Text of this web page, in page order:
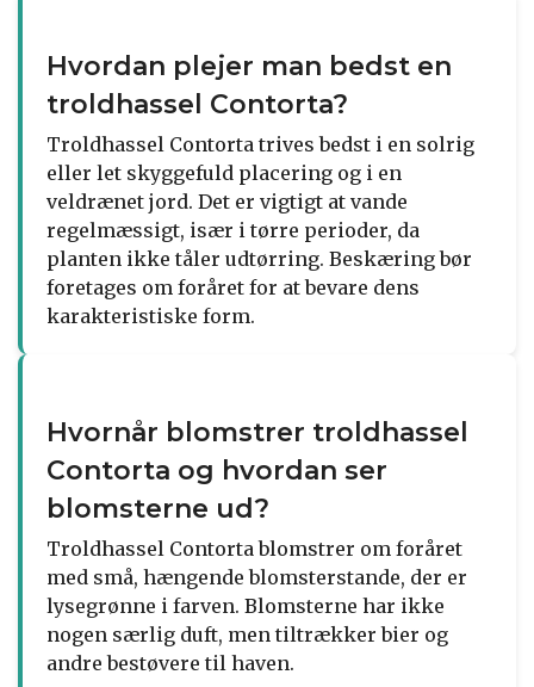
Hvordan plejer man bedst en
troldhassel Contorta?
Troldhassel Contorta trives bedst i en solrig
eller let skyggefuld placering og i en
veldrænet jord. Det er vigtigt at vande
regelmæssigt, især i tørre perioder, da
planten ikke tåler udtørring. Beskæring bør
foretages om foråret for at bevare dens
karakteristiske form.
Hvornår blomstrer troldhassel
Contorta og hvordan ser
blomsterne ud?
Troldhassel Contorta blomstrer om foråret
med små, hængende blomsterstande, der er
lysegrønne i farven. Blomsterne har ikke
nogen særlig duft, men tiltrækker bier og
andre bestøvere til haven.